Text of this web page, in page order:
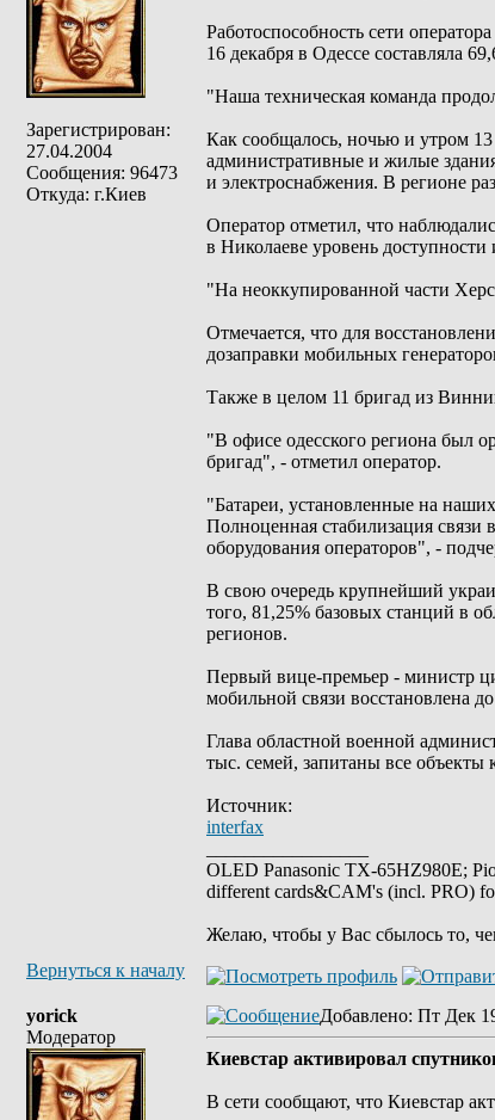
Зарегистрирован:
27.04.2004
Сообщения: 96473
Откуда: г.Киев
Работоспособность сети
16 декабря в Одессе составляла
"Наша техническая команда
Как сообщалось, ночью и утром
административные и жилые
и электроснабжения. В регионе
Оператор отметил, что
в Николаеве уровень доступности
"На неоккупированной части
Отмечается, что для
дозаправки мобильных
Также в целом 11 бригад из
"В офисе одесского региона был
бригад", - отметил оператор.
"Батареи, установленные на
Полноценная стабилизация
оборудования операторов", -
В свою очередь крупнейший
того, 81,25% базовых станций в
регионов.
Первый вице-премьер - министр
мобильной связи восстановлена
Глава областной военной
тыс. семей, запитаны все объекты
Источник:
interfax
OLED Panasonic TX-65HZ980E;
different cards&CAM's (incl. PRO)
Желаю, чтобы у Вас сбылось то,
Вернуться к началу
yorick
Модератор
Добавлено: Пт Дек
Киевстар активировал
В сети сообщают, что Киевстар